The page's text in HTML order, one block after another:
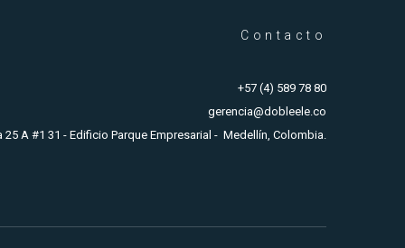
Contacto
+57 (4) 589 78 80
gerencia@dobleele.co
25 A #1 31 - Edificio Parque Empresarial - Medellín, Colombia.